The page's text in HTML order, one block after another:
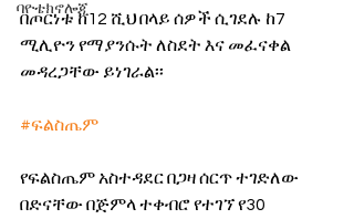
ባዮቴክኖሎጂ
በጦርነቱ ከ12 ሺህ በላይ ሰዎች ሲገደሉ ከ7
ሚሊዮን የማያንሱት ለስደት እና መፈናቀል
መዳረጋቸው ይነገራል፡፡
#ፍልስጤም
የፍልስጤም አስተዳደር በጋዛ ሰርጥ ተገድለው
በድናቸው በጅምላ ተቀብሮ የተገኘ የ30